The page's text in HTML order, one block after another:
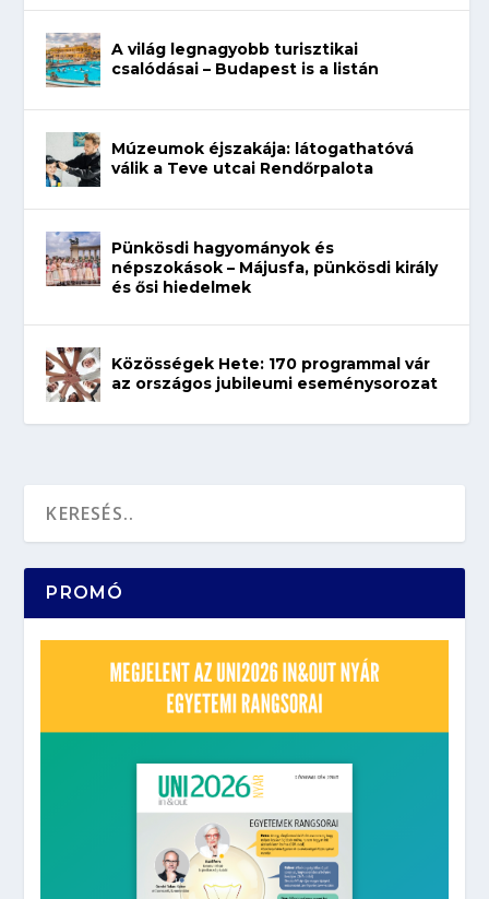
A világ legnagyobb turisztikai
csalódásai – Budapest is a listán
Múzeumok éjszakája: látogathatóvá
válik a Teve utcai Rendőrpalota
Pünkösdi hagyományok és
népszokások – Májusfa, pünkösdi király
és ősi hiedelmek
Közösségek Hete: 170 programmal vár
az országos jubileumi eseménysorozat
PROMÓ